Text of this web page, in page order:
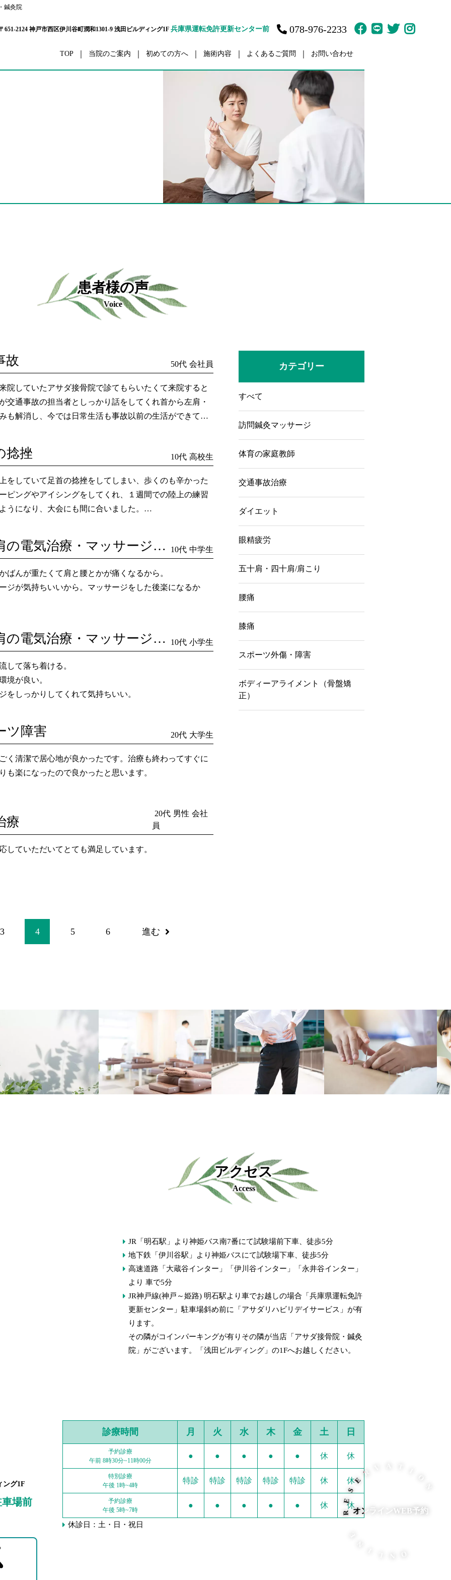
鍼灸院
651-2124 神戸市西区伊川谷町潤和1301-9 浅田ビルディング1F 兵庫県運転免許更新センター前 078-976-2233
TOP 当院のご案内 初めての方へ 施術内容
交通事故治療
ダイエット
眼精疲労
五十肩・四十肩／肩こり
腰痛
膝痛
スポーツ外傷・障害
訪問鍼灸マッサージ
体育の家庭教師
よくあるご質問 お問い合わせ
患者様の声
Voice
故 50代 会社員
院していたアサダ接骨院で診てもらいたくて来院すると
交通事故の担当者としっかり話をしてくれ首から左肩・
も解消し、今では日常生活も事故以前の生活ができてい
捻挫 10代 高校生
をしていて足首の捻挫をしてしまい、歩くのも辛かった
ピングやアイシングをしてくれ、１週間での陸上の練習
うになり、大会にも間に合いました。
腰と肩の電気治療・マッサージ・足のストレッチ 10代 中学生
ばんが重たくて肩と腰とかが痛くなるから。
ジが気持ちいいから。マッサージをした後楽になるか
腰と肩の電気治療・マッサージ・足のストレッチ 10代 小学生
して落ち着ける。
境が良い。
をしっかりしてくれて気持ちいい。
ツ障害 20代 大学生
く清潔で居心地が良かったです。治療も終わってすぐに
も楽になったので良かったと思います。
療
20代 男性 会社
員
していただいてとても満足しています。
3 4 5 6 進む
カテゴリー
すべて
訪問鍼灸マッサージ
体育の家庭教師
交通事故治療
ダイエット
眼精疲労
五十肩・四十肩/肩こり
腰痛
膝痛
スポーツ外傷・障害
ボディーアライメント（骨盤矯
正）
アクセス
Access
JR「明石駅」より神姫バス南7番にて試験場前下車、徒歩5分
地下鉄「伊川谷駅」より神姫バスにて試験場下車、徒歩5分
高速道路「大蔵谷インター」「伊川谷インター」「永井谷インター」
より 車で5分
JR神戸線(神戸～姫路) 明石駅より車でお越しの場合「兵庫県運転免許
更新センター」駐車場斜め前に「アサダリハビリデイサービス」が有
ります。
その隣がコインパーキングが有りその隣が当店「アサダ接骨院・鍼灸
院」がございます。「浅田ビルディング」の1Fへお越しください。
ング1F
場前
診療時間 月 火 水 木 金 土 日
予約診療
午前 8時30分~11時00分
● ● ● ● ● 休 休
特別診療
午後 1時~4時
特診 特診 特診 特診 特診 休 休
予約診療
午後 5時~7時
● ● ● ● ● 休 休
休診日：土・日・祝日
オンラインWEB予約
E
R
E
S